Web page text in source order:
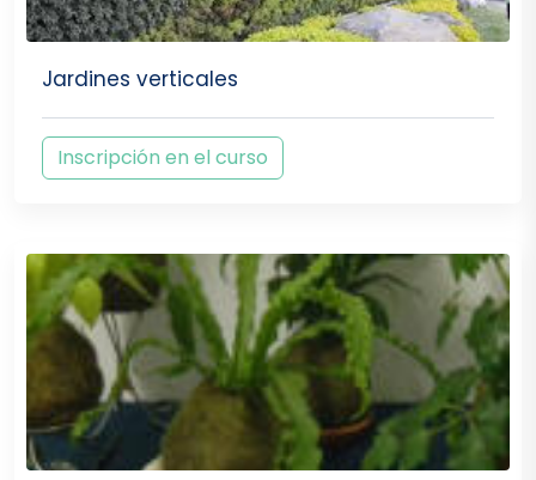
Jardines verticales
Inscripción en el curso